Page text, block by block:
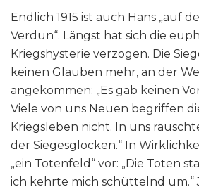
Endlich 1915 ist auch Hans „auf
Verdun“. Längst hat sich die
Kriegshysterie verzogen. Die
keinen Glauben mehr, an der
angekommen: „Es gab keinen
Viele von uns Neuen begriffen
Kriegsleben nicht. In uns
der Siegesglocken.“ In
„ein Totenfeld“ vor: „Die Toten
ich kehrte mich schüttelnd um.“